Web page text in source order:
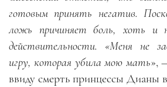
готовым принять негатив.
ложь причиняет боль, хоть и
действительности. «Меня не
игру, которая убила мою мать»,
ввиду смерть принцессы Дианы в